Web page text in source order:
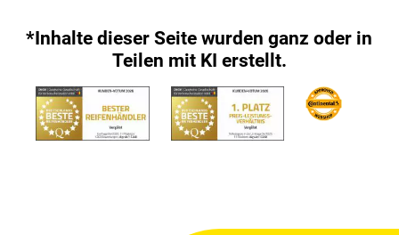
*Inhalte dieser Seite wurden ganz oder in
Teilen mit KI erstellt.